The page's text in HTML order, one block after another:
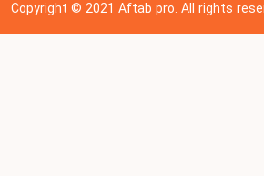
Copyright © 202 1Aftab pro. All rights